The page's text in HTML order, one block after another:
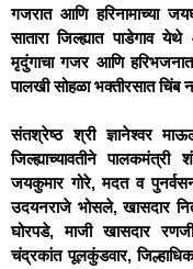
गजरात आणि हरिनामाच्या
सातारा जिल्ह्यात पाडेगाव
मृदुंगाचा गजर आणि
पालखी सोहळा भक्तीरसात चिंब
संतश्रेष्ठ श्री ज्ञानेश्वर
जिल्ह्याच्यावतीने
जयकुमार गोरे, मदत व
उदयनराजे भोसले, खासदार
घोरपडे, माजी खासदार
चंद्रकांत पूलकुंडवार,